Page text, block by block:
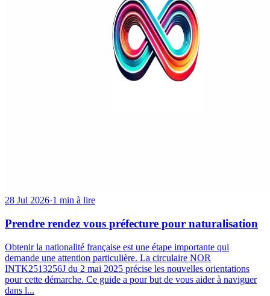
28 Jul 2026·1 min à lire
Prendre rendez vous préfecture pour naturalisation
Obtenir la nationalité française est une étape importante qui
demande une attention particulière. La circulaire NOR
INTK2513256J du 2 mai 2025 précise les nouvelles orientations
pour cette démarche. Ce guide a pour but de vous aider à naviguer
dans l...